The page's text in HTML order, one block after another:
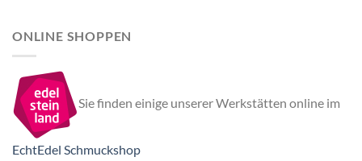
ONLINE SHOPPEN
Sie finden einige unserer Werkstätten online im
EchtEdel Schmuckshop